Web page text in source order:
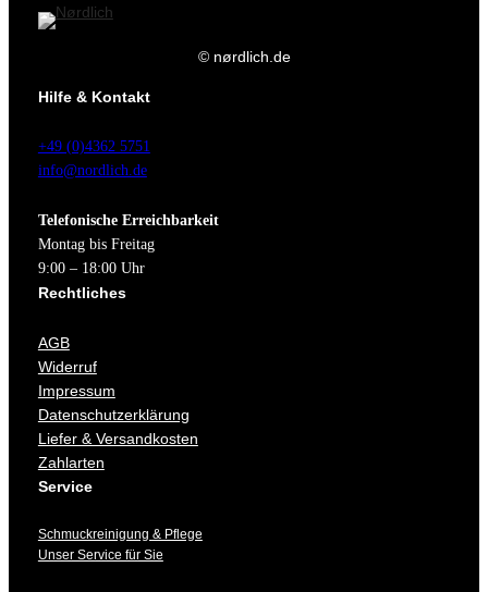
© nørdlich.de
Hilfe & Kontakt
+49 (0)4362 5751
info@nordlich.de
Telefonische Erreichbarkeit
Montag bis Freitag
9:00 – 18:00 Uhr
Rechtliches
AGB
Widerruf
Impressum
Datenschutzerklärung
Liefer & Versandkosten
Zahlarten
Service
Schmuckreinigung & Pflege
Unser Service für Sie